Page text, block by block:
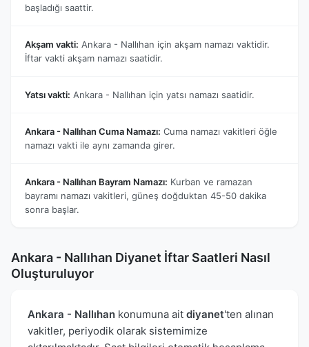
başladığı saattir.
Akşam vakti: Ankara - Nallıhan için akşam namazı vaktidir.
İftar vakti akşam namazı saatidir.
Yatsı vakti: Ankara - Nallıhan için yatsı namazı saatidir.
Ankara - Nallıhan Cuma Namazı: Cuma namazı vakitleri öğle
namazı vakti ile aynı zamanda girer.
Ankara - Nallıhan Bayram Namazı: Kurban ve ramazan
bayramı namazı vakitleri, güneş doğduktan 45-50 dakika
sonra başlar.
Ankara - Nallıhan Diyanet İftar Saatleri Nasıl
Oluşturuluyor
Ankara - Nallıhan konumuna ait diyanet'ten alınan
vakitler, periyodik olarak sistemimize